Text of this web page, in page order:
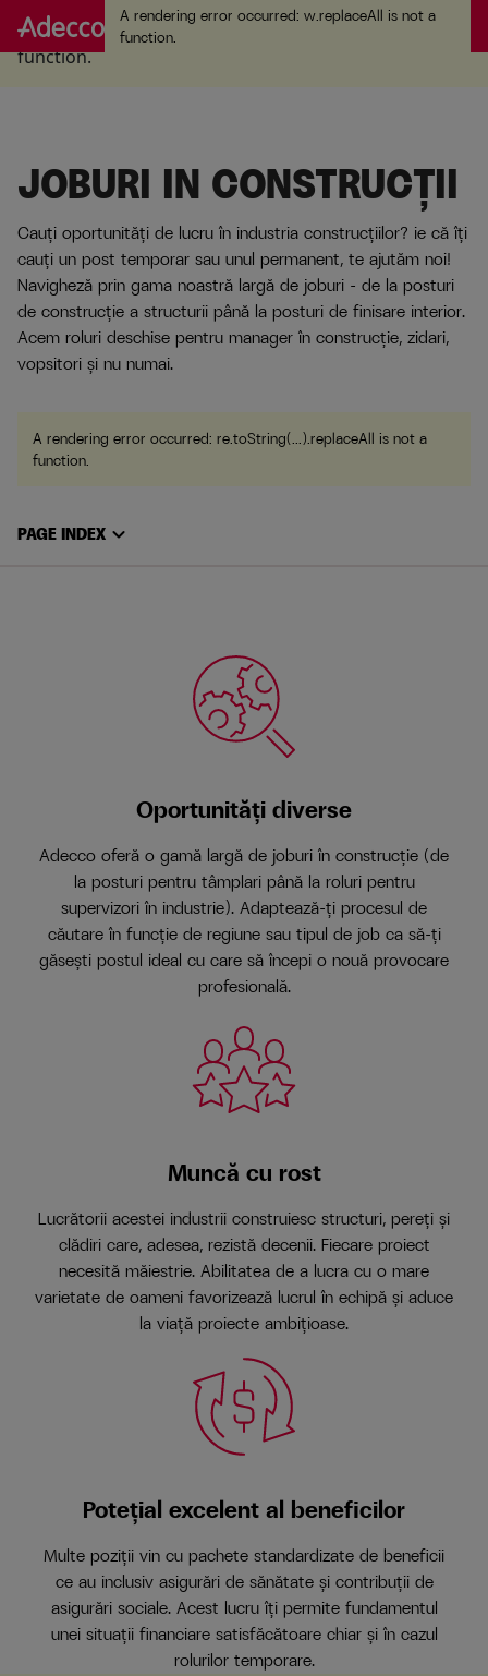
A rendering error occurred:
w.replaceAll is not a
function.
A rendering error occurred: w.replaceAll is not a
function.
JOBURI IN CONSTRUCȚII
Cauți oportunități de lucru în industria construcțiilor? ie că îți
cauți un post temporar sau unul permanent, te ajutăm noi!
Navigheză prin gama noastră largă de joburi - de la posturi
de construcție a structurii până la posturi de finisare interior.
Acem roluri deschise pentru manager în construcție, zidari,
vopsitori și nu numai.
A rendering error occurred: re.toString(...).replaceAll is not a
function.
PAGE INDEX expand_more
Oportunități diverse
Adecco oferă o gamă largă de joburi în construcție (de
la posturi pentru tâmplari până la roluri pentru
supervizori în industrie). Adaptează-ți procesul de
căutare în funcție de regiune sau tipul de job ca să-ți
găsești postul ideal cu care să începi o nouă provocare
profesională.
Muncă cu rost
Lucrătorii acestei industrii construiesc structuri, pereți și
clădiri care, adesea, rezistă decenii. Fiecare proiect
necesită măiestrie. Abilitatea de a lucra cu o mare
varietate de oameni favorizează lucrul în echipă și aduce
la viață proiecte ambițioase.
Potețial excelent al beneficilor
Multe poziții vin cu pachete standardizate de beneficii
ce au inclusiv asigurări de sănătate și contribuții de
asigurări sociale. Acest lucru îți permite fundamentul
unei situații financiare satisfăcătoare chiar și în cazul
rolurilor temporare.